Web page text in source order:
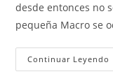
desde entonces no
pequeña Macro se
Continuar Leyendo